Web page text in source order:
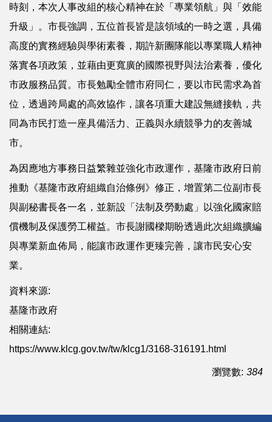
時刻，本次人事改組的核心精神在於「專業領航」與「效能
升級」。市長強調，五位首長皆是該領域的一時之選，具備
高度的實務經驗與學術素養，期許新團隊能以專業職人精神
落實各項政策，並藉由更寬廣的國際視野與法治素養，優化
市政服務品質。市長勉勵全體市府同仁，要以市民需求為首
位，透過跨局處的高效協作，讓各項重大建設無縫接軌，共
同為市民打造一座具備活力、正義與永續競爭力的友善城
市。
為因應地方事務日益繁雜並強化市政運作，基隆市政府日前
推動《基隆市政府組織自治條例》修正，增置第二位副市長
與副秘書長各一名，並新設「法制及勞動處」以強化國家賠
償機制及保護勞工權益。市長謝國樑期盼透過此次組織擴編
與專業新血佈局，能讓市政運作更臻完善，讓市民安心安
業。
資料來源:
基隆市政府
相關連結:
https://www.klcg.gov.tw/tw/klcg1/3168-316191.html
瀏覽數: 384